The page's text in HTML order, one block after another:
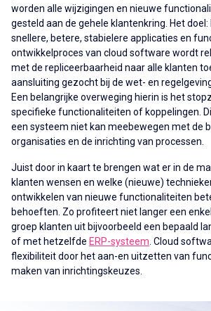
worden alle wijzigingen en nieuwe
gesteld aan de gehele klantenkring. Het
snellere, betere, stabielere applicaties en
ontwikkelproces van cloud software wordt
met de repliceerbaarheid naar alle klanten
aansluiting gezocht bij de wet- en
Een belangrijke overweging hierin is het
specifieke functionaliteiten of koppelingen.
een systeem niet kan meebewegen met de
organisaties en de inrichting van processen.
Juist door in kaart te brengen wat er in de
klanten wensen en welke (nieuwe)
ontwikkelen van nieuwe functionaliteiten
behoeften. Zo profiteert niet langer een
groep klanten uit bijvoorbeeld een bepaald
of met hetzelfde ERP-systeem . Cloud
flexibiliteit door het aan-en uitzetten van
maken van inrichtingskeuzes.